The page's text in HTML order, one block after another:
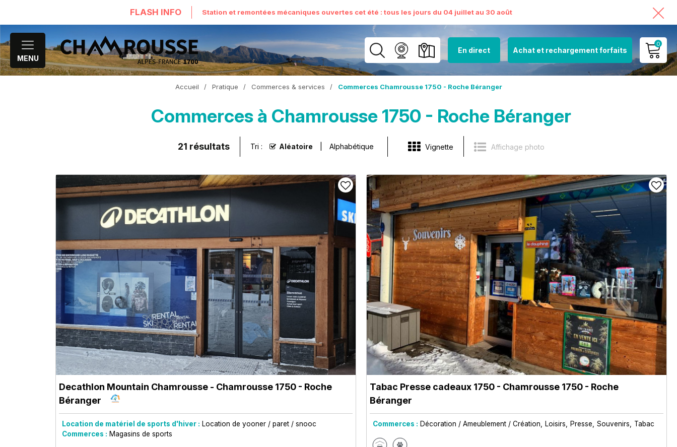
FLASH INFO Station et remontées mécaniques ouvertes cet été : tous les jours du 04 juillet au 30 août
MENU
En direct Achat et rechargement forfaits
0
MON COMPTE
Accueil / Pratique / Commerces & services / Commerces Chamrousse 1750 - Roche Béranger
Commerces à Chamrousse 1750 - Roche Béranger
Vignette Affichage photo
21 résultats Tri : Aléatoire Alphabétique
Decathlon Mountain Chamrousse - Chamrousse 1750 - Roche
Béranger
Location de matériel de sports d'hiver : Location de yooner / paret / snooc
Commerces : Magasins de sports
Tabac Presse cadeaux 1750 - Chamrousse 1750 - Roche
Béranger
Commerces : Décoration / Ameublement / Création Loisirs Presse Souvenirs Tabac